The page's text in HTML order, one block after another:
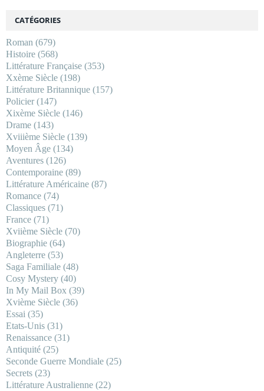
CATÉGORIES
Roman (679)
Histoire (568)
Littérature Française (353)
Xxème Siècle (198)
Littérature Britannique (157)
Policier(147)
Xixème Siècle (146)
Drame (143)
Xviiième Siècle (139)
Moyen Âge (134)
Aventures (126)
Contemporaine (89)
Littérature Américaine (87)
Romance (74)
Classiques (71)
France (71)
Xviième Siècle (70)
Biographie (64)
Angleterre (53)
Saga Familiale (48)
Cosy Mystery (40)
In My Mail Box (39)
Xvième Siècle (36)
Essai (35)
Etats-Unis (31)
Renaissance (31)
Antiquité (25)
Seconde Guerre Mondiale (25)
Secrets (23)
Littérature Australienne (22)